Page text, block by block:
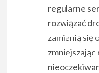
regularne
rozwiązać
zamienią się
zmniejszając